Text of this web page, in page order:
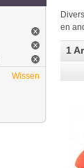
en
1
Wissen